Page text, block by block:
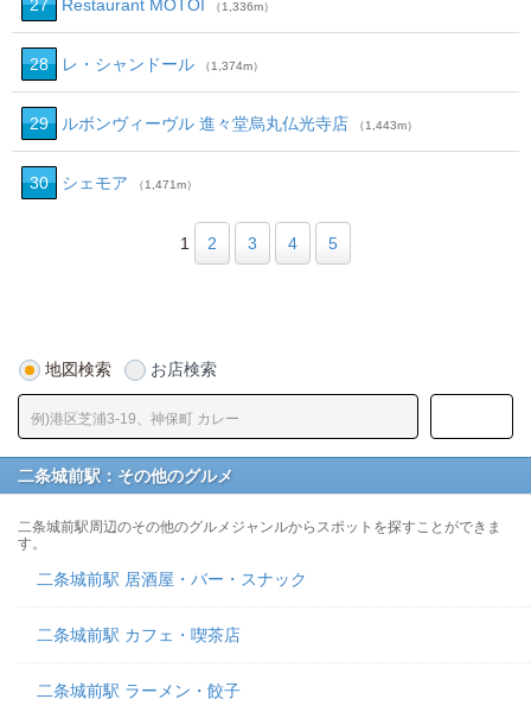
27 Restaurant MOTOI （1,336m）
28 レ・シャンドール （1,374m）
29 ルボンヴィーヴル 進々堂烏丸仏光寺店 （1,443m）
30 シェモア （1,471m）
1 2 3 4 5
地図検索 お店検索
二条城前駅：その他のグルメ
二条城前駅周辺のその他のグルメジャンルからスポットを探すことができま
す。
二条城前駅 居酒屋・バー・スナック
二条城前駅 カフェ・喫茶店
二条城前駅 ラーメン・餃子